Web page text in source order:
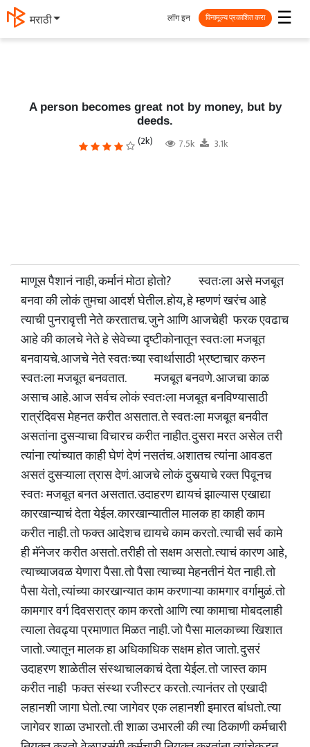
मराठी ☰
लॉग इन विनामूल्य प्रकाशित करा
A person becomes great not by money, but by
deeds.
(2k) 7.5k 3.1k
माणूस पैशानं नाही, कर्मानं मोठा होतो? स्वतःला असे मजबूत
बनवा की लोकं तुमचा आदर्श घेतील. होय, हे म्हणणं खरंच आहे
त्याची पुनरावृत्ती नेते करतातच. जुने आणि आजचेही फरक एवढाच
आहे की कालचे नेते हे सेवेच्या दृष्टीकोनातून स्वतःला मजबूत
बनवायचे. आजचे नेते स्वतःच्या स्वार्थासाठी भ्रष्टाचार करुन
स्वतःला मजबूत बनवतात. मजबूत बनवणे. आजचा काळ
असाच आहे. आज सर्वच लोकं स्वतःला मजबूत बनविण्यासाठी
रात्रंदिवस मेहनत करीत असतात. ते स्वतःला मजबूत बनवीत
असतांना दुसऱ्याचा विचारच करीत नाहीत. दुसरा मरत असेल तरी
त्यांना त्यांच्यात काही घेणं देणं नसतंच. अशातच त्यांना आवडत
असतं दुसऱ्याला त्रास देणं. आजचे लोकं दुसर्‍याचे रक्त पिवूनच
स्वतः मजबूत बनत असतात. उदाहरण द्यायचं झाल्यास एखाद्या
कारखान्याचं देता येईल. कारखान्यातील मालक हा काही काम
करीत नाही. तो फक्त आदेशच द्यायचे काम करतो. त्याची सर्व कामे
ही मॅनेजर करीत असतो. तरीही तो सक्षम असतो. त्याचं कारण आहे,
त्याच्याजवळ येणारा पैसा. तो पैसा त्याच्या मेहनतीनं येत नाही. तो
पैसा येतो, त्यांच्या कारखान्यात काम करणाऱ्या कामगार वर्गामुळं. तो
कामगार वर्ग दिवसरात्र काम करतो आणि त्या कामाचा मोबदलाही
त्याला तेवढ्या प्रमाणात मिळत नाही. जो पैसा मालकाच्या खिशात
जातो. ज्यातून मालक हा अधिकाधिक सक्षम होत जातो. दुसरं
उदाहरण शाळेतील संस्थाचालकाचं देता येईल. तो जास्त काम
करीत नाही फक्त संस्था रजीस्टर करतो. त्यानंतर तो एखादी
लहानशी जागा घेतो. त्या जागेवर एक लहानशी इमारत बांधतो. त्या
जागेवर शाळा उभारतो. ती शाळा उभारली की त्या ठिकाणी कर्मचारी